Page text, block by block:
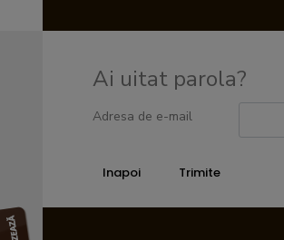
Ai uitat parola?
Adresa de e-mail